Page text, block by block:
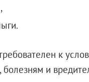
к
болезням и